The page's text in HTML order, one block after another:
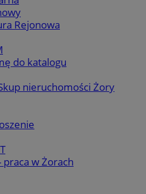
Rejonowa
do katalogu
nieruchomości Żory
praca w Żorach